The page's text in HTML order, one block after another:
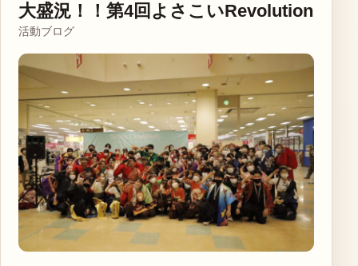
お知らせ
ブログ
メンバー募集
カレンダー
大盛況！！第4回よさこいRevolution
活動ブログ